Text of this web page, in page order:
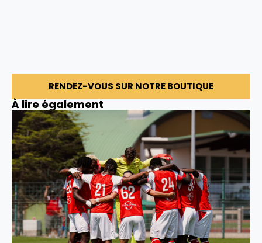
RENDEZ-VOUS SUR NOTRE BOUTIQUE
À lire également